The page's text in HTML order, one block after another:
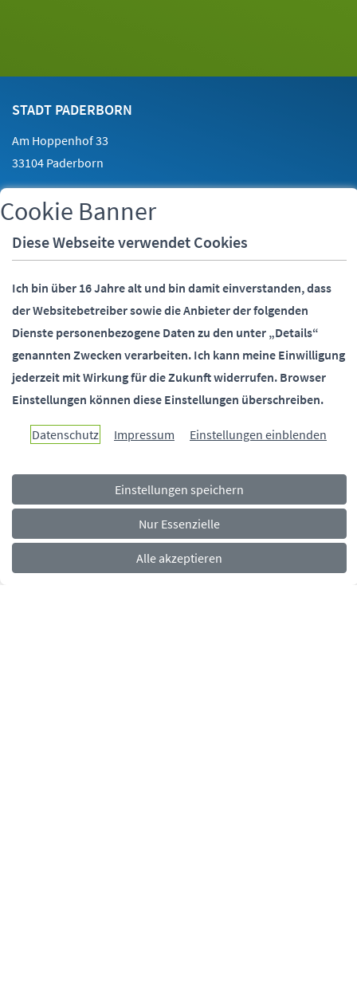
STADT PADERBORN
Am Hoppenhof 33
33104 Paderborn
Telefon:05251 88-0
Fax:
05251 88-2000
E-Mail: info@paderborn.de
SOCIALMEDIA
Paderborn überzeugt.
Rechtliches
Navigationsmenü
Cookie Banner
Diese Webseite verwendet Cookies
Ich bin über 16 Jahre alt und bin damit einverstanden, dass
der Websitebetreiber sowie die Anbieter der folgenden
Dienste personenbezogene Daten zu den unter „Details“
genannten Zwecken verarbeiten. Ich kann meine Einwilligung
jederzeit mit Wirkung für die Zukunft widerrufen. Browser
Einstellungen können diese Einstellungen überschreiben.
Datenschutz Impressum Einstellungen einblenden
Einstellungen speichern
Nur Essenzielle
Alle akzeptieren